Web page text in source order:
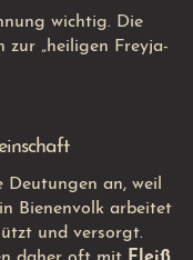
wichtig. Die
zur „heiligen Freyja-
Deutungen an, weil
Bienenvolk arbeitet
und versorgt.